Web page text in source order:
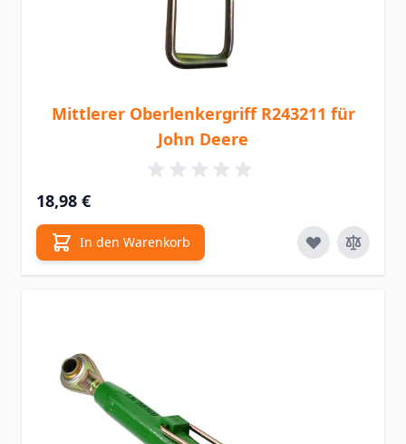
Mittlerer Oberlenkergriff R243211 für
John Deere
18,98 €
In den Warenkorb